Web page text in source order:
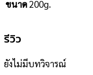
ขนาด 200g.
รีวิว
ยังไม่มีบทวิจารณ์